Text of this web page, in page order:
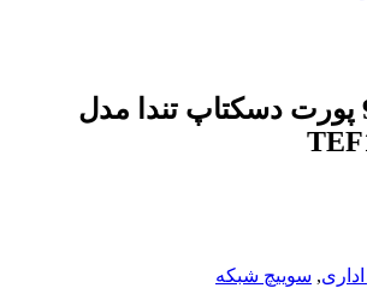
سوئیچ شبکه 9 پورت دسکتاپ تندا مدل
, سوییچ شبکه